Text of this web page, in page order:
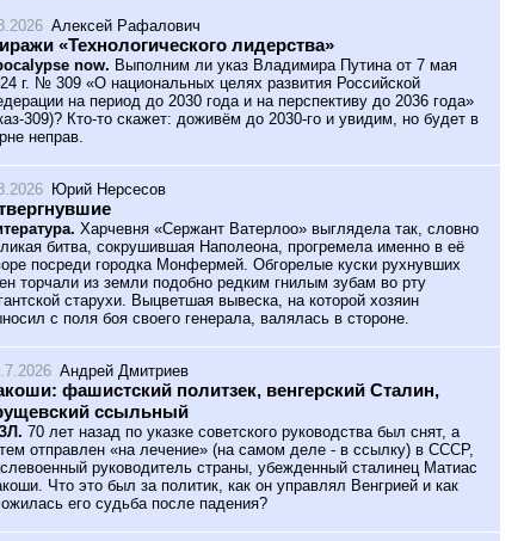
Алексей Рафалович
«Технологического лидерства»
now. Выполним ли указ Владимира Путина от 7 мая
г. № 309 «О национальных целях развития Российской
на период до 2030 года и на перспективу до 2036 года»
309)? Кто-то скажет: доживём до 2030-го и увидим, но будет в
неправ.
Юрий Нерсесов
Харчевня «Сержант Ватерлоо» выглядела так, словно
битва, сокрушившая Наполеона, прогремела именно в её
посреди городка Монфермей. Обгорелые куски рухнувших
торчали из земли подобно редким гнилым зубам во рту
старухи. Выцветшая вывеска, на которой хозяин
с поля боя своего генерала, валялась в стороне.
Андрей Дмитриев
фашистский политзек, венгерский Сталин,
ссыльный
70 лет назад по указке советского руководства был снят, а
отправлен «на лечение» (на самом деле - в ссылку) в СССР,
руководитель страны, убежденный сталинец Матиас
Что это был за политик, как он управлял Венгрией и как
его судьба после падения?